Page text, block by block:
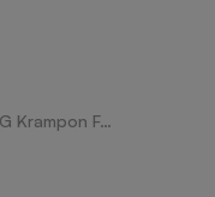
Krampon Nasıl Seçilir? FG ve AG Krampon Farkları Nelerdir?